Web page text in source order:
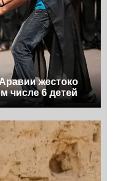
жестоко
числе 6 детей